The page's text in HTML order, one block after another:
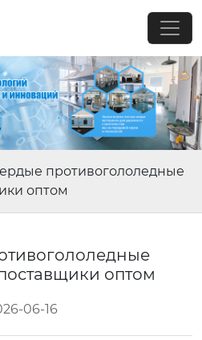
противогололедные
оптом
оптом
06-16